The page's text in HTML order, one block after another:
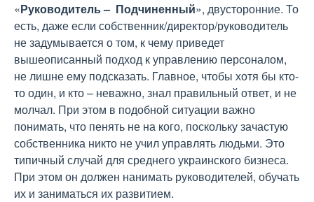
«Руководитель – Подчиненный», двусторонние. То
есть, даже если собственник/директор/руководитель
не задумывается о том, к чему приведет
вышеописанный подход к управлению персоналом,
не лишне ему подсказать. Главное, чтобы хотя бы кто-
то один, и кто – неважно, знал правильный ответ, и не
молчал. При этом в подобной ситуации важно
понимать, что пенять не на кого, поскольку зачастую
собственника никто не учил управлять людьми. Это
типичный случай для среднего украинского бизнеса.
При этом он должен нанимать руководителей, обучать
их и заниматься их развитием.